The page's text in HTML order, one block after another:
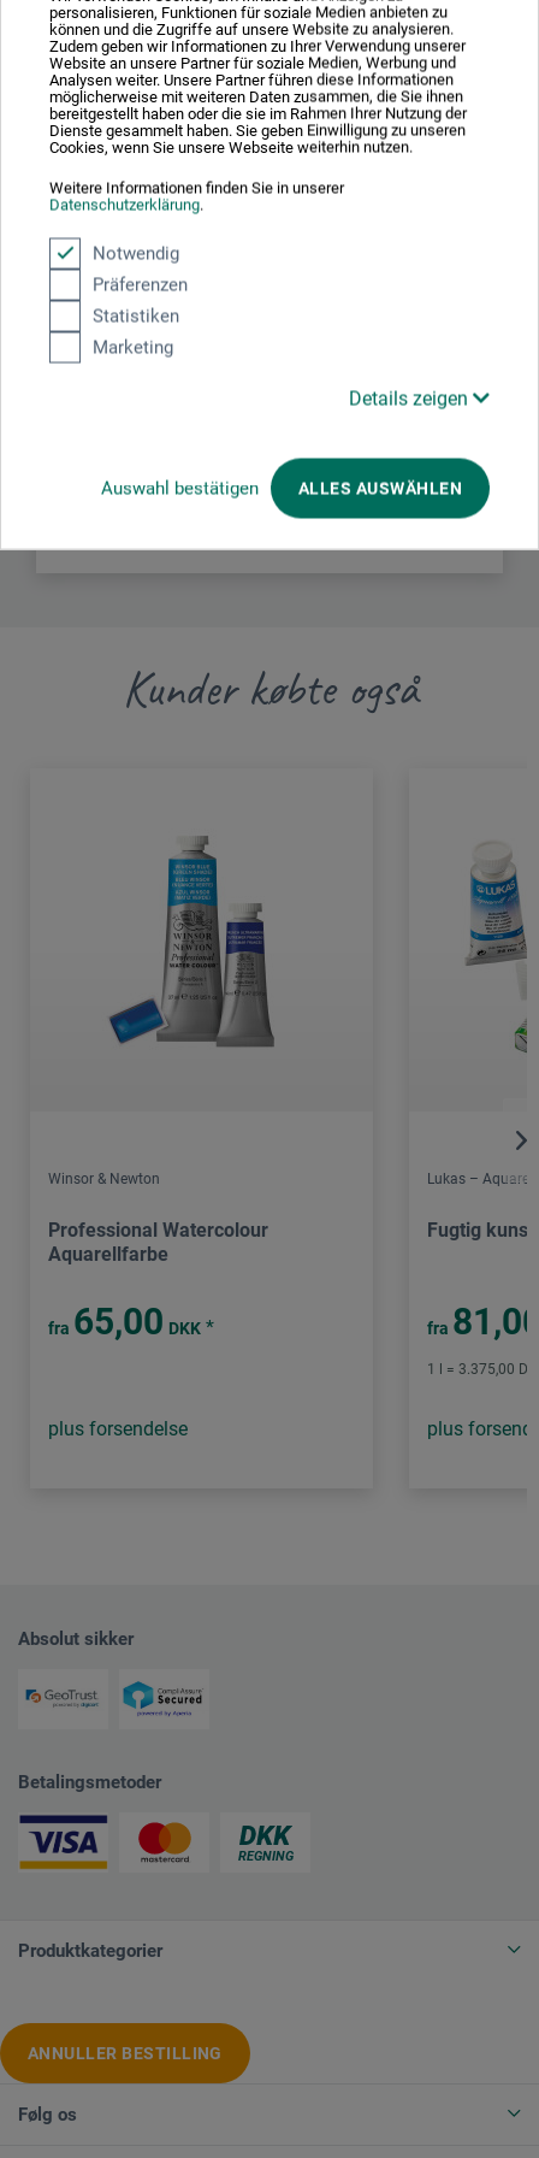
personalisieren, Funktionen für soziale Medien anbieten zu
können und die Zugriffe auf unsere Website zu analysieren.
Zudem geben wir Informationen zu Ihrer Verwendung unserer
Website an unsere Partner für soziale Medien, Werbung und
Analysen weiter. Unsere Partner führen diese Informationen
möglicherweise mit weiteren Daten zusammen, die Sie ihnen
bereitgestellt haben oder die sie im Rahmen Ihrer Nutzung der
Dienste gesammelt haben. Sie geben Einwilligung zu unseren
Cookies, wenn Sie unsere Webseite weiterhin nutzen.
Weitere Informationen finden Sie in unserer
Datenschutzerklärung.
Notwendig
Präferenzen
Statistiken
Marketing
Details zeigen
Auswahl bestätigen ALLES AUSWÄHLEN
ældningsbestandighed, syrefrit. Til alle vådteknikker:
Akvarel, gouache, lavis, akryl, olie, men også til
førsteklasses print. Fås i Grain satiné (satineret), grain fin
(finkornet) og grain torchon (grovkornet). ISO 9706 for
optimal ældningsbestandighed.
Producent-kontakt
Her finder du producentens kontaktoplysninger for dette
88380 Arches
Kunder købte også
Winsor & Newton
Professional Watercolour
Aquarellfarbe
fra 65,00 DKK *
plus forsendelse
Lukas –
Fugtig
fra
1 l = 3.375,00
plus
Absolut sikker
Betalingsmetoder
Produktkategorier
ANNULLER BESTILLING
Følg os